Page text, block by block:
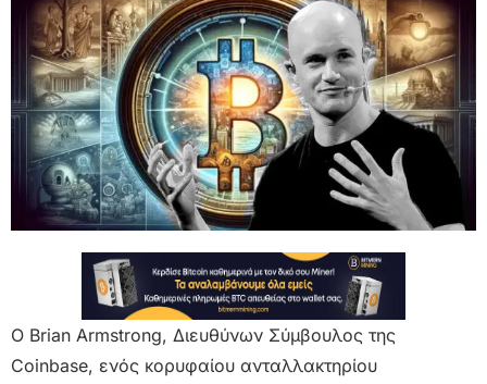
Ο Brian Armstrong, Διευθύνων Σύμβουλος της
Coinbase, ενός κορυφαίου ανταλλακτηρίου